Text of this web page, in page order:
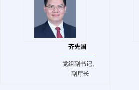
齐先国
党组副书记、
副厅长